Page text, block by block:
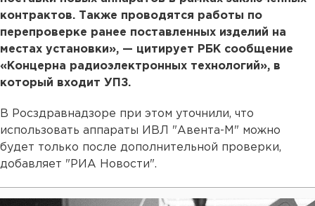
контрактов. Также проводятся работы по
перепроверке ранее поставленных изделий на
местах установки», — цитирует РБК сообщение
«Концерна радиоэлектронных технологий», в
который входит УПЗ.
В Росздравнадзоре при этом уточнили, что
использовать аппараты ИВЛ "Авента-М" можно
будет только после дополнительной проверки,
добавляет "РИА Новости".